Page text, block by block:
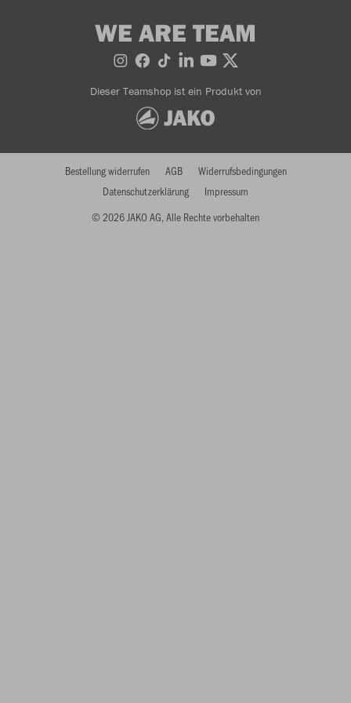
WE ARE TEAM
Dieser Teamshop ist ein Produkt von
© 2026 JAKO AG, Alle Rechte vorbehalten
Bestellung widerrufen AGB
Widerrufsbedingungen
Datenschutzerklärung
Impressum